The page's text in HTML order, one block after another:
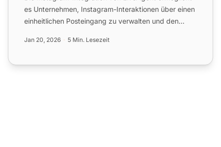
es Unternehmen, Instagram-Interaktionen über einen
einheitlichen Posteingang zu verwalten und den
Jan 20, 2026 5 Min. Lesezeit